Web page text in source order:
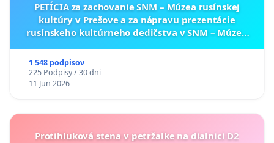
PETÍCIA za zachovanie SNM – Múzea rusínskej
kultúry v Prešove a za nápravu prezentácie
rusínskeho kultúrneho dedičstva v SNM – Múzeu
1 548 podpisov
225 Podpisy / 30 dni
11 Jun 2026
Protihluková stena v petržalke na dialnici D2